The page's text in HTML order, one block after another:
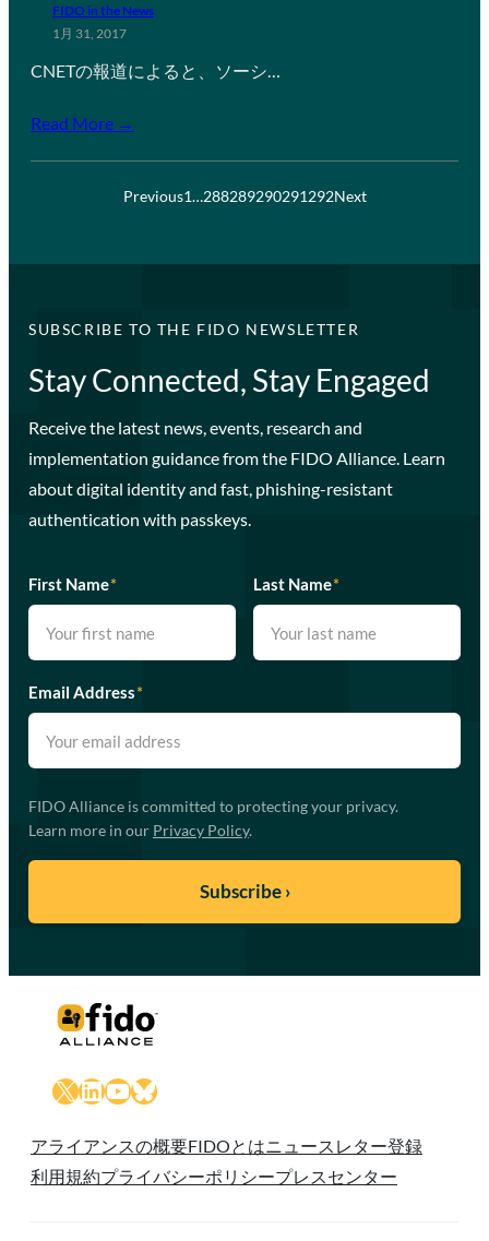
FIDO in the News
1月 31, 2017
CNETの報道によると、ソーシ…
Read More →
Previous1…288289290291292Next
SUBSCRIBE TO THE FIDO NEWSLETTER
Stay Connected, Stay Engaged
Receive the latest news, events, research and
implementation guidance from the FIDO Alliance. Learn
about digital identity and fast, phishing-resistant
authentication with passkeys.
First Name* Last Name*
Email Address*
FIDO Alliance is committed to protecting your privacy.
Learn more in our Privacy Policy.
X LinkedIn
YouTube
Bluesky
アライアンスの概要FIDOとは ニュースレター登録
利用規約プライバシーポリシープレスセンター